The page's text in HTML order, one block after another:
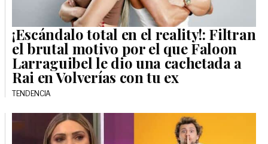
¡Escándalo total en el reality!: Filtran
el brutal motivo por el que Faloon
Larraguibel le dio una cachetada a
Rai en Volverías con tu ex
TENDENCIA